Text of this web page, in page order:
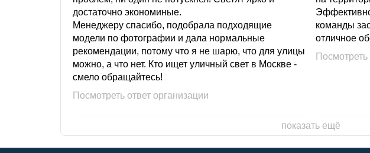
достаточно экономиные.
Менеджеру спасибо, подобрала подходящие
модели по фотографии и дала нормальные
рекомендации, потому что я не шарю, что для улицы
можно, а что нет. Кто ищет уличный свет в Москве -
смело обращайтесь!
Посмотреть ответ организации
команды
отличное
Посмотреть
показать ещё